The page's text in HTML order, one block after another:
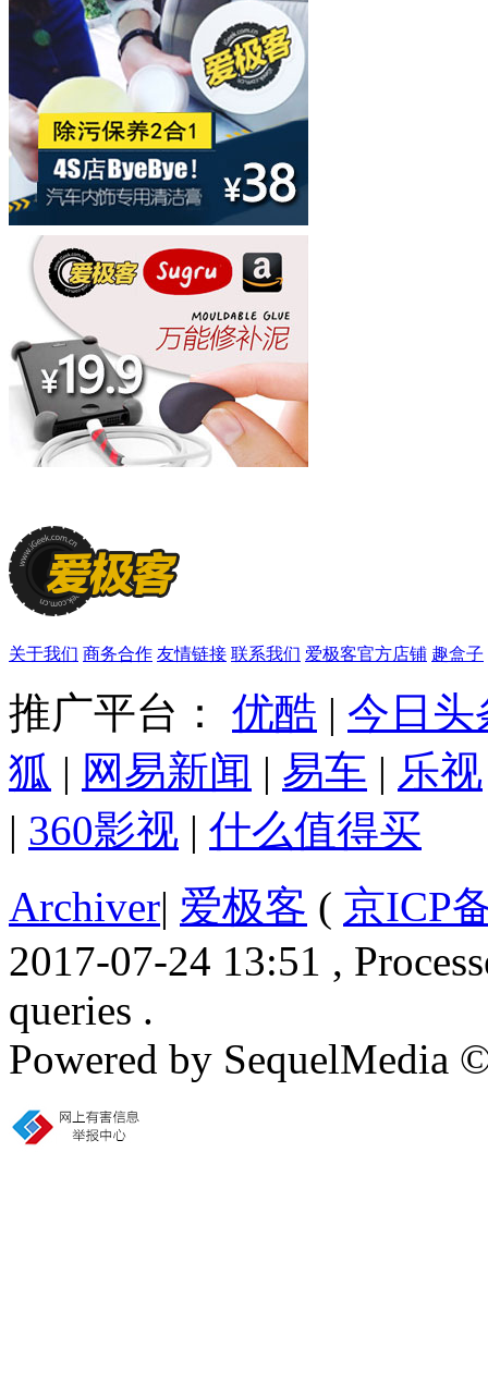
关于我们 商务合作 友情链接 联系我们 爱极客官方店铺 趣盒子
推广平台： 优酷 | 今日头
狐 | 网易新闻 | 易车 | 乐视
| 360影视 | 什么值得买
Archiver| 爱极客 ( 京ICP
2017-07-24 13:51 ,
queries .
Powered by SequelMedia